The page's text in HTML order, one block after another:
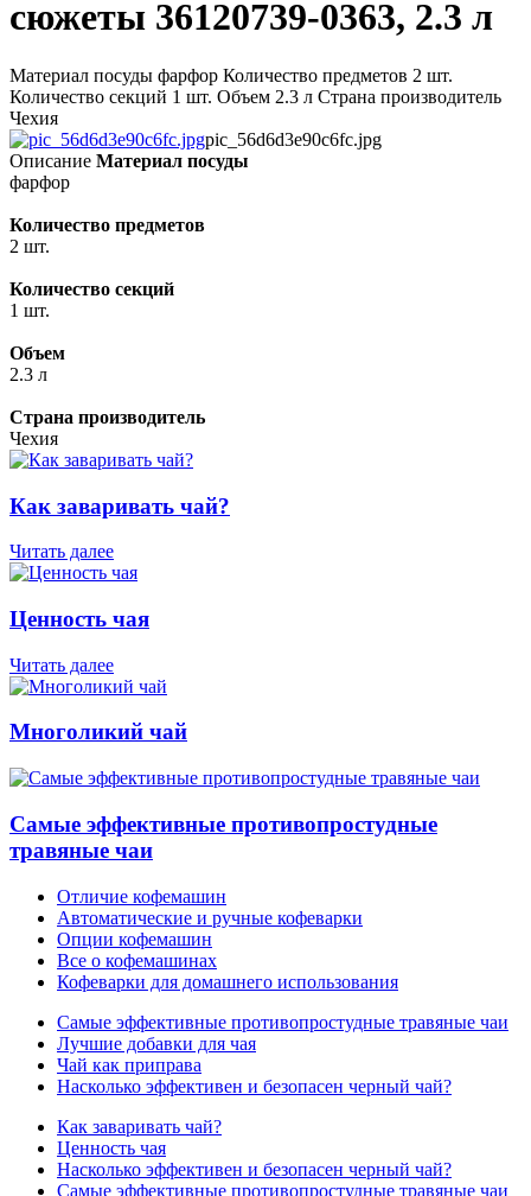
сюжеты 36120739-0363, 2.3 л
Материал посуды фарфор Количество предметов 2 шт.
Количество секций 1 шт. Объем 2.3 л Страна производитель
Чехия
pic_56d6d3e90c6fc.jpg
Описание Материал посуды
фарфор
Количество предметов
2 шт.
Количество секций
1 шт.
Объем
2.3 л
Страна производитель
Чехия
Как заваривать чай?
Читать далее
Ценность чая
Читать далее
Многоликий чай
Самые эффективные противопростудные
травяные чаи
Отличие кофемашин
Автоматические и ручные кофеварки
Опции кофемашин
Все о кофемашинах
Кофеварки для домашнего использования
Самые эффективные противопростудные травяные чаи
Лучшие добавки для чая
Чай как приправа
Насколько эффективен и безопасен черный чай?
Как заваривать чай?
Ценность чая
Насколько эффективен и безопасен черный чай?
Самые эффективные противопростудные травяные чаи